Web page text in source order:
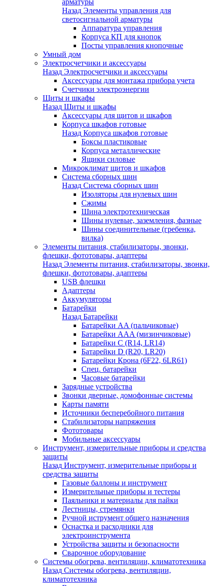
арматуры
Назад Элементы управления для
светосигнальной арматуры
Аппаратура управления
Корпуса КП для кнопок
Посты управления кнопочные
Умный дом
Электросчетчики и аксессуары
Назад Электросчетчики и аксессуары
Аксессуары для монтажа прибора учета
Счетчики электроэнергии
Щиты и шкафы
Назад Щиты и шкафы
Аксессуары для щитов и шкафов
Корпуса шкафов готовые
Назад Корпуса шкафов готовые
Боксы пластиковые
Корпуса металлические
Ящики силовые
Микроклимат щитов и шкафов
Система сборных шин
Назад Система сборных шин
Изоляторы для нулевых шин
Сжимы
Шина электротехническая
Шины нулевые, заземления, фазные
Шины соединительные (гребенка,
вилка)
Элементы питания, стабилизаторы, звонки,
флешки, фототовары, адаптеры
Назад Элементы питания, стабилизаторы, звонки,
флешки, фототовары, адаптеры
USB флешки
Адаптеры
Аккумуляторы
Батарейки
Назад Батарейки
Батарейки AA (пальчиковые)
Батарейки AAA (мизинчиковые)
Батарейки C (R14, LR14)
Батарейки D (R20, LR20)
Батарейки Крона (6F22, 6LR61)
Спец. батарейки
Часовые батарейки
Зарядные устройства
Звонки дверные, домофонные системы
Карты памяти
Источники бесперебойного питания
Стабилизаторы напряжения
Фототовары
Мобильные аксессуары
Инструмент, измерительные приборы и средства
защиты
Назад Инструмент, измерительные приборы и
средства защиты
Газовые баллоны и инструмент
Измерительные приборы и тестеры
Паяльники и материалы для пайки
Лестницы, стремянки
Ручной иструмент общего назначения
Оснастка и расходники для
электроинструмента
Устройства защиты и безопасности
Сварочное оборудование
Системы обогрева, вентиляции, климатотехника
Назад Системы обогрева, вентиляции,
климатотехника